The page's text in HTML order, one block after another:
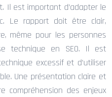
Il est important d’adapter le
Le rapport doit être clair,
même pour les personnes
technique en SEO. Il est
excessif et d’utiliser
Une présentation claire et
compréhension des enjeux